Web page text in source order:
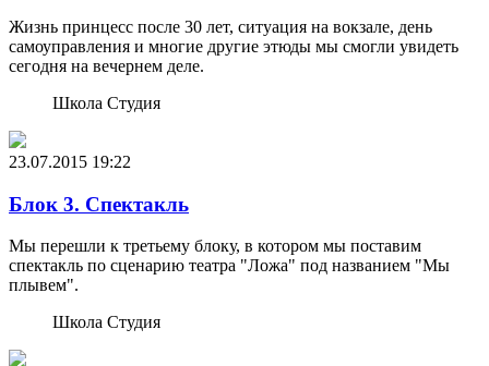
Жизнь принцесс после 30 лет, ситуация на вокзале, день
самоуправления и многие другие этюды мы смогли увидеть
сегодня на вечернем деле.
Школа Студия
23.07.2015 19:22
Блок 3. Спектакль
Мы перешли к третьему блоку, в котором мы поставим
спектакль по сценарию театра "Ложа" под названием "Мы
плывем".
Школа Студия